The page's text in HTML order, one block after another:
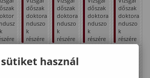
dőszak
doktora
nduszo
k
részére
dőszak
doktora
nduszo
k
részére
dőszak
doktora
nduszo
k
részére
dőszak
doktora
nduszo
k
részére
27 28
használ